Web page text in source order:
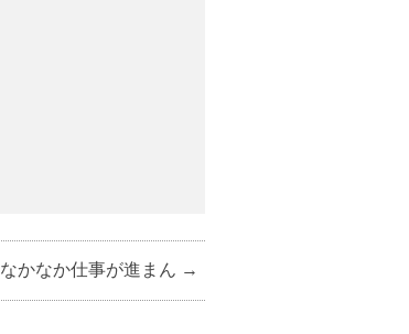
なかなか仕事が進まん →